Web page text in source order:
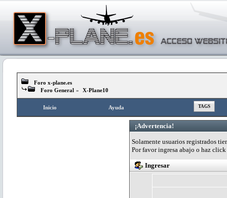
Foro x-plane.es
Foro General » X-Plane10
Inicio Ayuda TAGS
¡Advertencia!
Solamente usuarios registrados
Por favor ingresa abajo o haz click
Ingresar